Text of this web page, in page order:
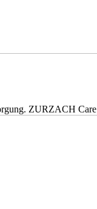
ZURZACH